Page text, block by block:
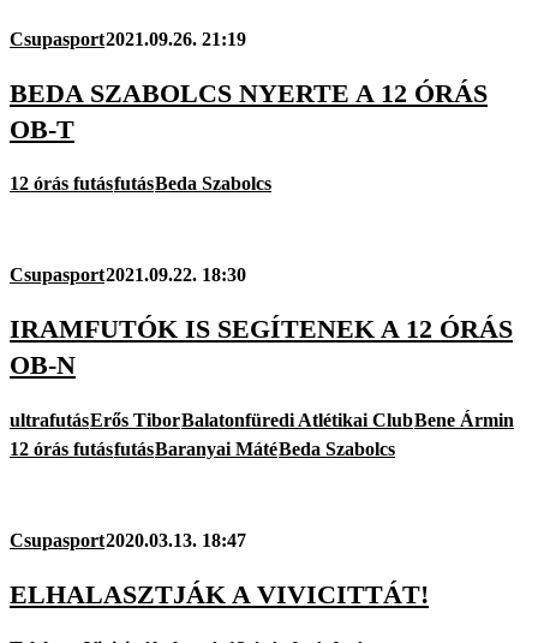
Csupasport2021.09.26. 21:19
BEDA SZABOLCS NYERTE A 12 ÓRÁS
OB-T
12 órás futásfutásBeda Szabolcs
Csupasport2021.09.22. 18:30
IRAMFUTÓK IS SEGÍTENEK A 12 ÓRÁS
OB-N
ultrafutásErős TiborBalatonfüredi Atlétikai ClubBene Ármin
12 órás futásfutásBaranyai MátéBeda Szabolcs
Csupasport2020.03.13. 18:47
ELHALASZTJÁK A VIVICITTÁT!